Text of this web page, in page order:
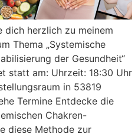
dich herzlich zu meinem
Thema „Systemische
der Gesundheit“
statt am: Uhrzeit: 18:30 Uhr
in 53819
Termine Entdecke die
Chakren-
diese Methode zur